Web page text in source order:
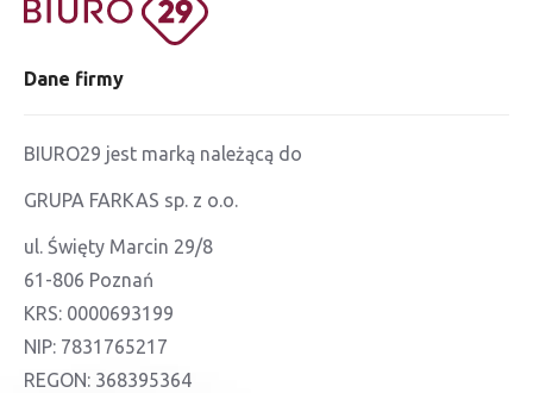
Dane firmy
BIURO29 jest marką należącą do
GRUPA FARKAS sp. z o.o.
ul. Święty Marcin 29/8
61-806 Poznań
KRS: 0000693199
NIP: 7831765217
REGON: 368395364